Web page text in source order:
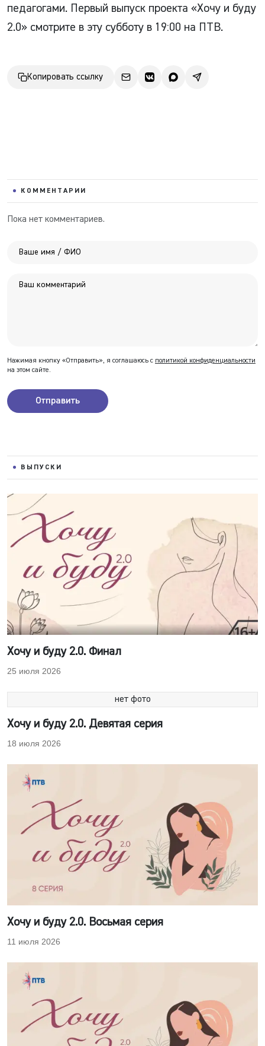
педагогами. Первый выпуск проекта «Хочу и буду
2.0» смотрите в эту субботу в 19:00 на ПТВ.
Копировать ссылку
КОММЕНТАРИИ
Пока нет комментариев.
Нажимая кнопку «Отправить», я соглашаюсь с политикой конфиденциальности
на этом сайте.
Отправить
ВЫПУСКИ
Хочу и буду 2.0. Финал
25 июля 2026
нет фото
Хочу и буду 2.0. Девятая серия
18 июля 2026
Хочу и буду 2.0. Восьмая серия
11 июля 2026